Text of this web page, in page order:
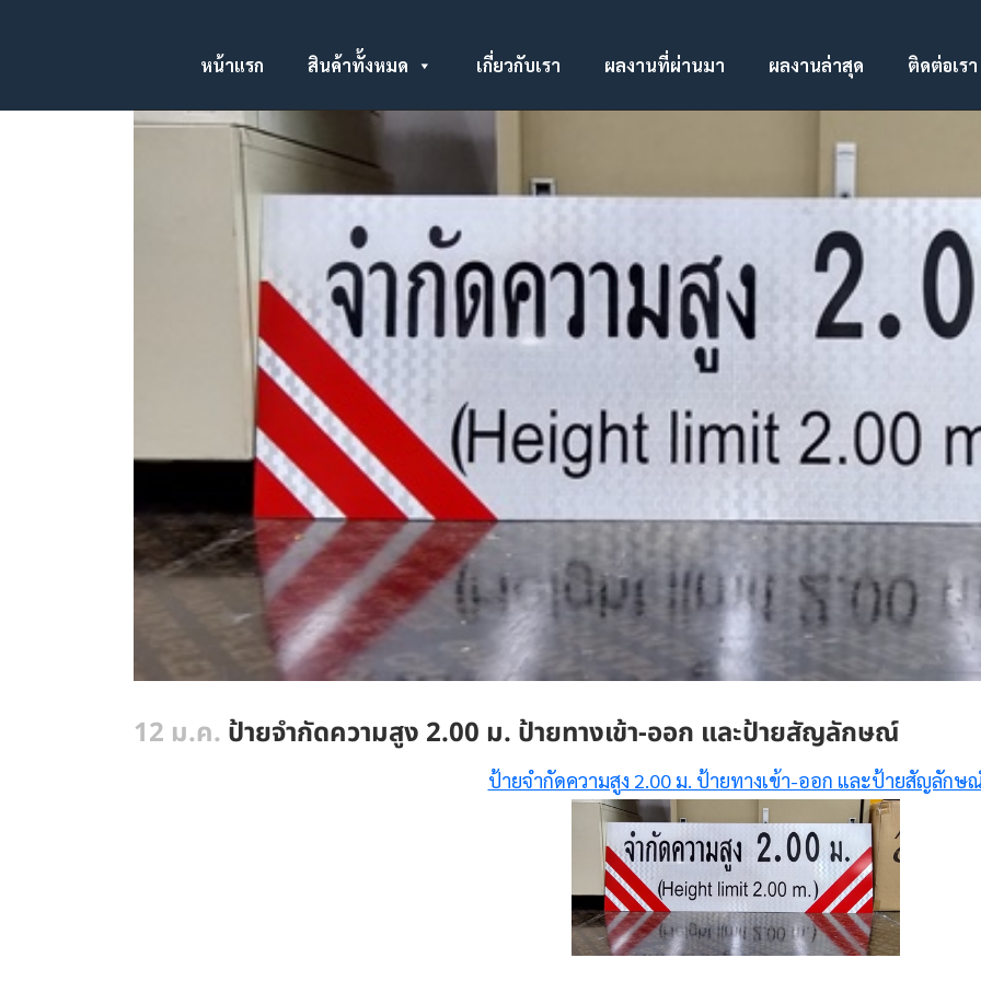
หน้าแรก สินค้าทั้งหมด เกี่ยวกับเรา ผลงานที่ผ่านมา ผลงานล่าสุด ติดต่อเรา
12 ม.ค. ป้ายจำกัดความสูง 2.00 ม. ป้ายทางเข้า-ออก และป้ายสัญลักษณ์
ป้ายจำกัดความสูง 2.00 ม. ป้ายทางเข้า-ออก และป้ายสัญลักษ